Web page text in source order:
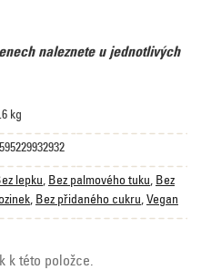
naleznete u jednotlivých
kg
lepku, Bez palmového tuku, Bez
, Bez přidaného cukru, Vegan
k této položce.